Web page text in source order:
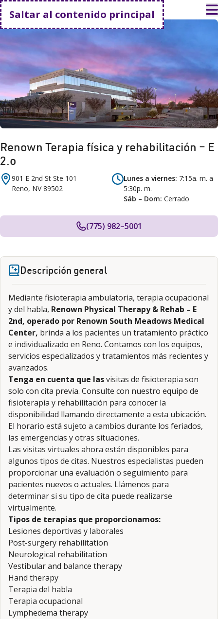
Saltar al contenido principal
Volver a casa
Renown Terapia física y rehabilitación – E
2.o
901 E 2nd St Ste 101
Reno, NV 89502
Lunes a viernes 7:15a. m. a
5:30p. m.
Sáb – Dom Cerrado
(775) 982–5001
Descripción general
Mediante fisioterapia ambulatoria, terapia ocupacional
y del habla, Renown Physical Therapy & Rehab – E
2nd, operado por Renown South Meadows Medical
Center, brinda a los pacientes un tratamiento práctico
e individualizado en Reno. Contamos con los equipos,
servicios especializados y tratamientos más recientes y
avanzados.
Tenga en cuenta que lasvisitas de fisioterapia son
solo con cita previa. Consulte con nuestro equipo de
fisioterapia y rehabilitación para conocer la
disponibilidad llamando directamente a esta ubicación.
El horario está sujeto a cambios durante los feriados,
las emergencias y otras situaciones.
Las visitas virtuales ahora están disponibles para
algunos tipos de citas. Nuestros especialistas pueden
proporcionar una evaluación o seguimiento para
pacientes nuevos o actuales. Llámenos para
determinar si su tipo de cita puede realizarse
virtualmente.
Tipos de terapias que proporcionamos:
Lesiones deportivas y laborales
Post-surgery rehabilitation
Neurological rehabilitation
Vestibular and balance therapy
Hand therapy
Terapia del habla
Terapia ocupacional
Lymphedema therapy